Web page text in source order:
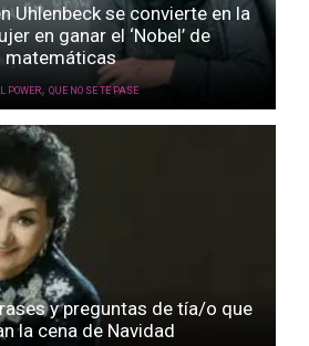
Uhlenbeck se convierte en la
en ganar el ‘Nobel’ de
matemáticas
POWER, QUE NO SE TE PASE
y preguntas de tía/o que
la cena de Navidad